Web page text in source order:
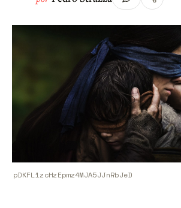
pDKFL1zcHzEpmz4MJA5JJnRbJeD